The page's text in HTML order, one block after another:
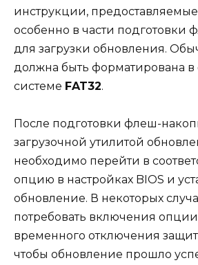
инструкции, предоставляемые
особенно в части подготовки
для загрузки обновления.
должна быть форматирована
системе FAT32.
После подготовки флеш-
загрузочной утилитой
необходимо перейти в
опцию в настройках BIOS и
обновление. В некоторых
потребовать включения опции
временного отключения
чтобы обновление прошло